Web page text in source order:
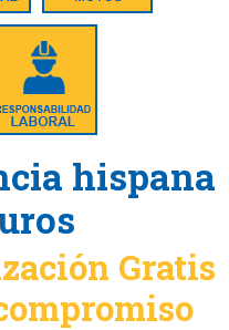
hispana
Gratis